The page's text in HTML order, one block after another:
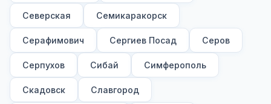
Северская Семикаракорск
Серафимович Сергиев Посад Серов
Серпухов Сибай Симферополь
Скадовск Славгород